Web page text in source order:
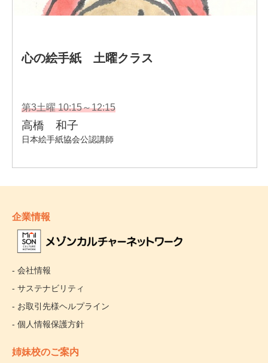
企業情報
- 会社情報
- サステナビリティ
- お取引先様ヘルプライン
- 個人情報保護方針
姉妹校のご案内